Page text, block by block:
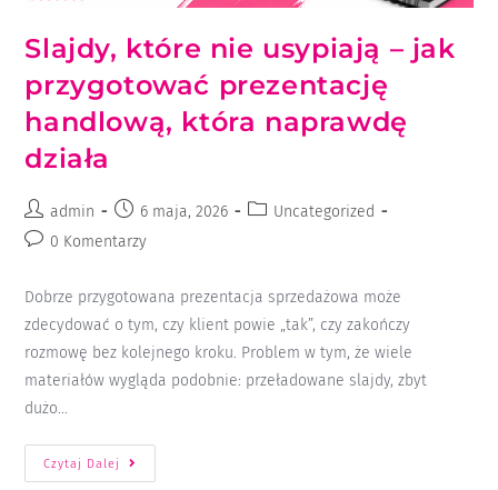
Slajdy, które nie usypiają – jak
przygotować prezentację
handlową, która naprawdę
działa
admin 6 maja, 2026
Uncategorized
0 Komentarzy
Dobrze przygotowana prezentacja sprzedażowa może
zdecydować o tym, czy klient powie „tak”, czy zakończy
rozmowę bez kolejnego kroku. Problem w tym, że wiele
materiałów wygląda podobnie: przeładowane slajdy, zbyt
dużo…
Czytaj Dalej